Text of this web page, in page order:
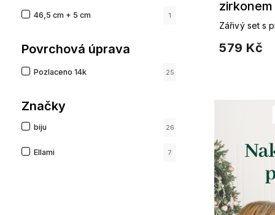
Značky
biju 26
Ellami 7
46,5 cm + 5 cm 1
Povrchová úprava
Pozlaceno 14k 25
579 Kč
Zářivý set s